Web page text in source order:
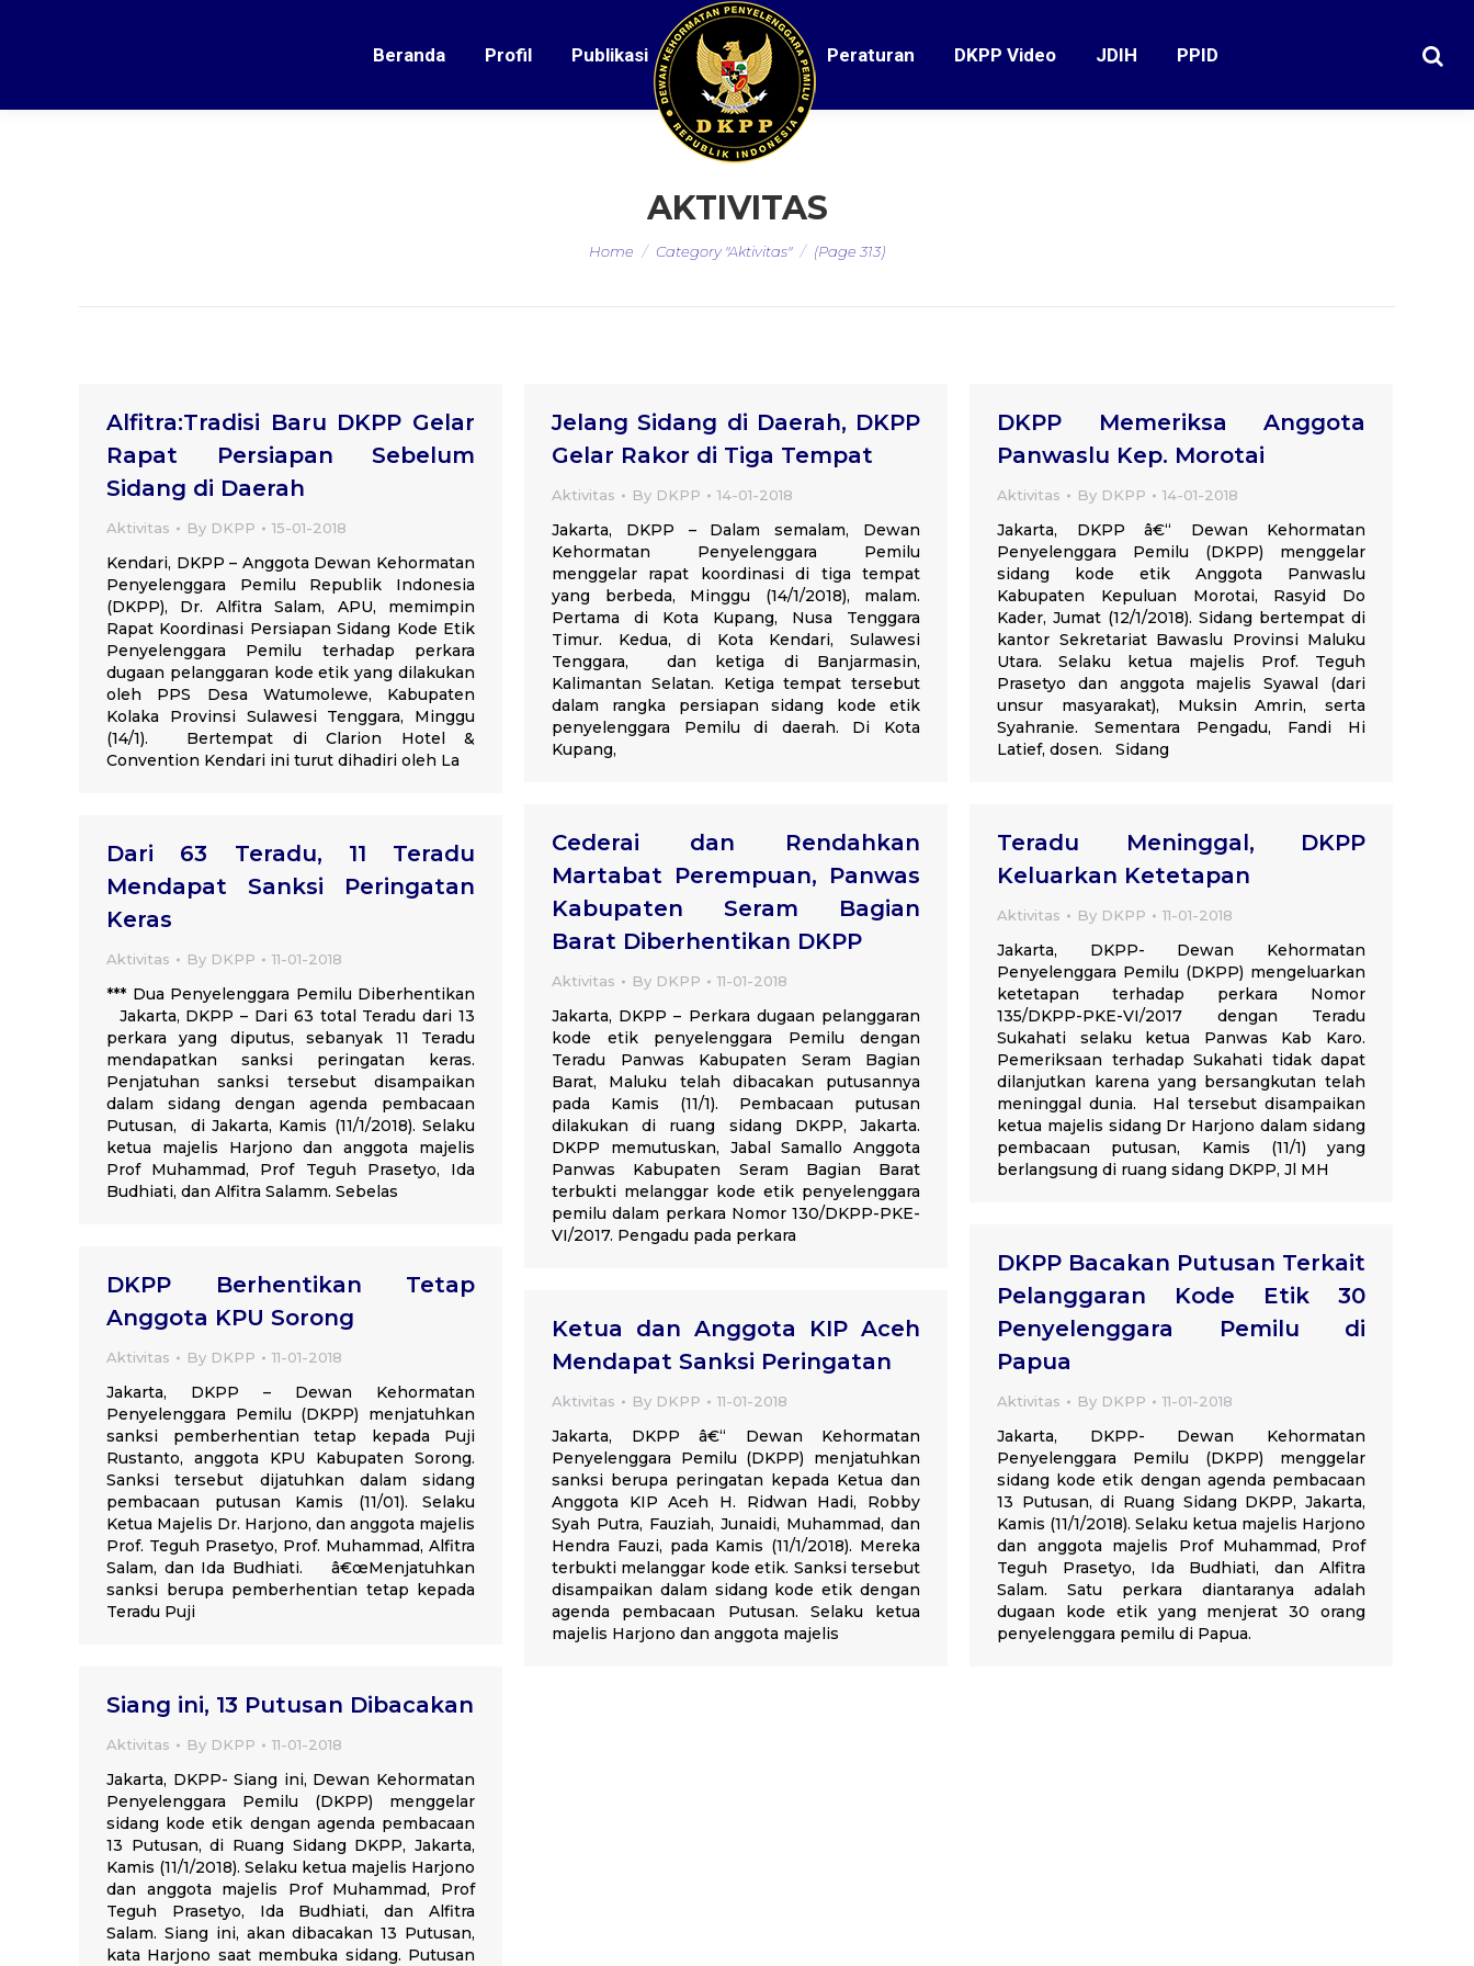
Beranda Profil Publikasi Peraturan DKPP Video JDIH PPID
AKTIVITAS
You are here:
Home Category "Aktivitas" (Page 313)
Alfitra:Tradisi Baru DKPP Gelar
Rapat Persiapan Sebelum
Sidang di Daerah
Aktivitas By DKPP 15-01-2018
Kendari, DKPP – Anggota Dewan Kehormatan
Penyelenggara Pemilu Republik Indonesia
(DKPP), Dr. Alfitra Salam, APU, memimpin
Rapat Koordinasi Persiapan Sidang Kode Etik
Penyelenggara Pemilu terhadap perkara
dugaan pelanggaran kode etik yang dilakukan
oleh PPS Desa Watumolewe, Kabupaten
Kolaka Provinsi Sulawesi Tenggara, Minggu
(14/1). Bertempat di Clarion Hotel &
Convention Kendari ini turut dihadiri oleh La
Jelang Sidang di Daerah, DKPP
Gelar Rakor di Tiga Tempat
Aktivitas By DKPP 14-01-2018
Jakarta, DKPP – Dalam semalam, Dewan
Kehormatan Penyelenggara Pemilu
menggelar rapat koordinasi di tiga tempat
yang berbeda, Minggu (14/1/2018), malam.
Pertama di Kota Kupang, Nusa Tenggara
Timur. Kedua, di Kota Kendari, Sulawesi
Tenggara, dan ketiga di Banjarmasin,
Kalimantan Selatan. Ketiga tempat tersebut
dalam rangka persiapan sidang kode etik
penyelenggara Pemilu di daerah. Di Kota
Kupang,
DKPP Memeriksa Anggota
Panwaslu Kep. Morotai
Aktivitas By DKPP 14-01-2018
Jakarta, DKPP â€“ Dewan Kehormatan
Penyelenggara Pemilu (DKPP) menggelar
sidang kode etik Anggota Panwaslu
Kabupaten Kepuluan Morotai, Rasyid Do
Kader, Jumat (12/1/2018). Sidang bertempat di
kantor Sekretariat Bawaslu Provinsi Maluku
Utara. Selaku ketua majelis Prof. Teguh
Prasetyo dan anggota majelis Syawal (dari
unsur masyarakat), Muksin Amrin, serta
Syahranie. Sementara Pengadu, Fandi Hi
Latief, dosen. Sidang
Cederai dan Rendahkan
Martabat Perempuan, Panwas
Kabupaten Seram Bagian
Barat Diberhentikan DKPP
Aktivitas By DKPP 11-01-2018
Jakarta, DKPP – Perkara dugaan pelanggaran
kode etik penyelenggara Pemilu dengan
Teradu Panwas Kabupaten Seram Bagian
Barat, Maluku telah dibacakan putusannya
pada Kamis (11/1). Pembacaan putusan
dilakukan di ruang sidang DKPP, Jakarta.
DKPP memutuskan, Jabal Samallo Anggota
Panwas Kabupaten Seram Bagian Barat
terbukti melanggar kode etik penyelenggara
pemilu dalam perkara Nomor 130/DKPP-PKE-
VI/2017. Pengadu pada perkara
Teradu Meninggal, DKPP
Keluarkan Ketetapan
Aktivitas By DKPP 11-01-2018
Jakarta, DKPP- Dewan Kehormatan
Penyelenggara Pemilu (DKPP) mengeluarkan
ketetapan terhadap perkara Nomor
135/DKPP-PKE-VI/2017 dengan Teradu
Sukahati selaku ketua Panwas Kab Karo.
Pemeriksaan terhadap Sukahati tidak dapat
dilanjutkan karena yang bersangkutan telah
meninggal dunia. Hal tersebut disampaikan
ketua majelis sidang Dr Harjono dalam sidang
pembacaan putusan, Kamis (11/1) yang
berlangsung di ruang sidang DKPP, Jl MH
Dari 63 Teradu, 11 Teradu
Mendapat Sanksi Peringatan
Keras
Aktivitas By DKPP 11-01-2018
*** Dua Penyelenggara Pemilu Diberhentikan
Jakarta, DKPP – Dari 63 total Teradu dari 13
perkara yang diputus, sebanyak 11 Teradu
mendapatkan sanksi peringatan keras.
Penjatuhan sanksi tersebut disampaikan
dalam sidang dengan agenda pembacaan
Putusan, di Jakarta, Kamis (11/1/2018). Selaku
ketua majelis Harjono dan anggota majelis
Prof Muhammad, Prof Teguh Prasetyo, Ida
Budhiati, dan Alfitra Salamm. Sebelas
DKPP Bacakan Putusan Terkait
Pelanggaran Kode Etik 30
Penyelenggara Pemilu di
Papua
Aktivitas By DKPP 11-01-2018
Jakarta, DKPP- Dewan Kehormatan
Penyelenggara Pemilu (DKPP) menggelar
sidang kode etik dengan agenda pembacaan
13 Putusan, di Ruang Sidang DKPP, Jakarta,
Kamis (11/1/2018). Selaku ketua majelis Harjono
dan anggota majelis Prof Muhammad, Prof
Teguh Prasetyo, Ida Budhiati, dan Alfitra
Salam. Satu perkara diantaranya adalah
dugaan kode etik yang menjerat 30 orang
penyelenggara pemilu di Papua.
DKPP Berhentikan Tetap
Anggota KPU Sorong
Aktivitas By DKPP 11-01-2018
Jakarta, DKPP – Dewan Kehormatan
Penyelenggara Pemilu (DKPP) menjatuhkan
sanksi pemberhentian tetap kepada Puji
Rustanto, anggota KPU Kabupaten Sorong.
Sanksi tersebut dijatuhkan dalam sidang
pembacaan putusan Kamis (11/01). Selaku
Ketua Majelis Dr. Harjono, dan anggota majelis
Prof. Teguh Prasetyo, Prof. Muhammad, Alfitra
Salam, dan Ida Budhiati. â€œMenjatuhkan
sanksi berupa pemberhentian tetap kepada
Teradu Puji
Ketua dan Anggota KIP Aceh
Mendapat Sanksi Peringatan
Aktivitas By DKPP 11-01-2018
Jakarta, DKPP â€“ Dewan Kehormatan
Penyelenggara Pemilu (DKPP) menjatuhkan
sanksi berupa peringatan kepada Ketua dan
Anggota KIP Aceh H. Ridwan Hadi, Robby
Syah Putra, Fauziah, Junaidi, Muhammad, dan
Hendra Fauzi, pada Kamis (11/1/2018). Mereka
terbukti melanggar kode etik. Sanksi tersebut
disampaikan dalam sidang kode etik dengan
agenda pembacaan Putusan. Selaku ketua
majelis Harjono dan anggota majelis
Siang ini, 13 Putusan Dibacakan
Aktivitas By DKPP 11-01-2018
Jakarta, DKPP- Siang ini, Dewan Kehormatan
Penyelenggara Pemilu (DKPP) menggelar
sidang kode etik dengan agenda pembacaan
13 Putusan, di Ruang Sidang DKPP, Jakarta,
Kamis (11/1/2018). Selaku ketua majelis Harjono
dan anggota majelis Prof Muhammad, Prof
Teguh Prasetyo, Ida Budhiati, dan Alfitra
Salam. Siang ini, akan dibacakan 13 Putusan,
kata Harjono saat membuka sidang. Putusan